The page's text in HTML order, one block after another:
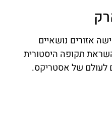
אזורים נושאיים
תקופה היסטורית
לעולם של אסטריקס.